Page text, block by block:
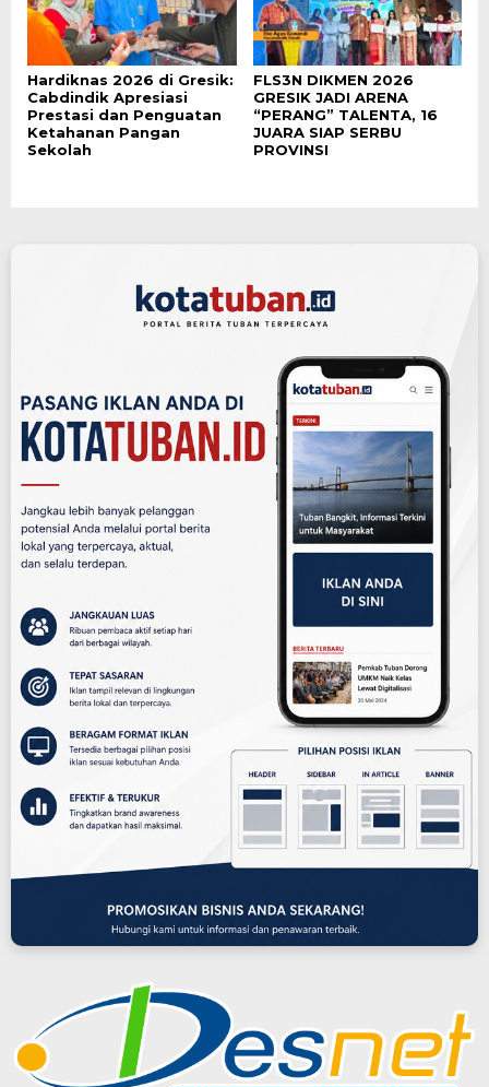
Hardiknas 2026 di Gresik:
Cabdindik Apresiasi
Prestasi dan Penguatan
Ketahanan Pangan
Sekolah
FLS3N DIKMEN 2026
GRESIK JADI ARENA
“PERANG” TALENTA, 16
JUARA SIAP SERBU
PROVINSI